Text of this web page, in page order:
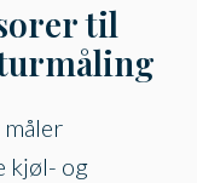
til
kjøl- og